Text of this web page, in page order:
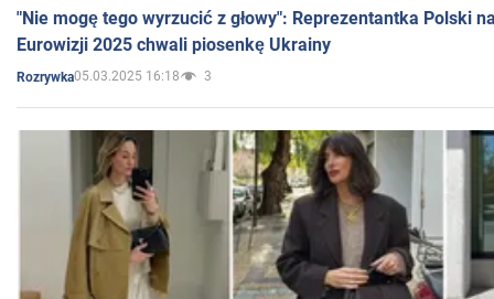
"Nie mogę tego wyrzucić z głowy": Reprezentantka Polski
Eurowizji 2025 chwali piosenkę Ukrainy
Rozrywka05.03.2025 16:18 3